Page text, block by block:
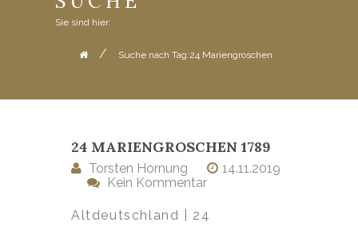
Sie sind hier:
/ Suche nach Tag:24 Mariengroschen
24 MARIENGROSCHEN 1789
Torsten Hornung
14.11.2019
Kein Kommentar
Altdeutschland | 24